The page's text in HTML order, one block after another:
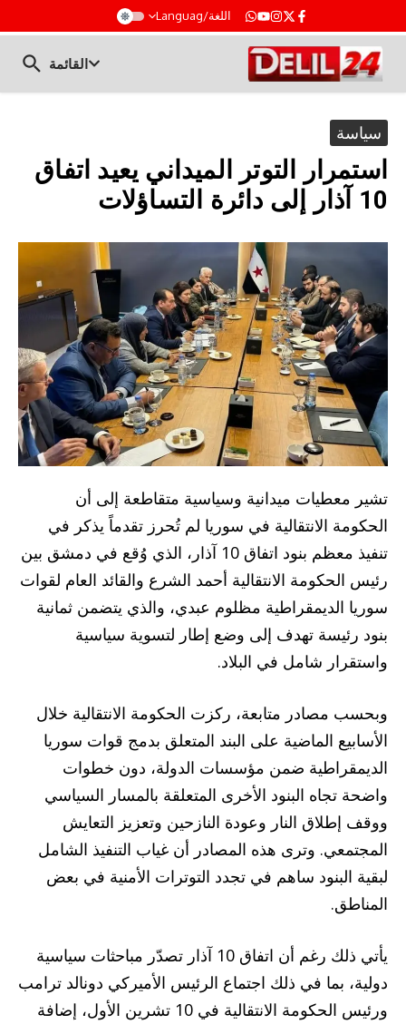
اللغة/Languag
القائمة
سياسة
استمرار التوتر الميداني يعيد اتفاق
10 آذار إلى دائرة التساؤلات
تشير معطيات ميدانية وسياسية متقاطعة إلى أن
الحكومة الانتقالية في سوريا لم تُحرز تقدماً يذكر في
تنفيذ معظم بنود اتفاق 10 آذار، الذي وُقع في دمشق بين
رئيس الحكومة الانتقالية أحمد الشرع والقائد العام لقوات
سوريا الديمقراطية مظلوم عبدي، والذي يتضمن ثمانية
بنود رئيسة تهدف إلى وضع إطار لتسوية سياسية
واستقرار شامل في البلاد.
وبحسب مصادر متابعة، ركزت الحكومة الانتقالية خلال
الأسابيع الماضية على البند المتعلق بدمج قوات سوريا
الديمقراطية ضمن مؤسسات الدولة، دون خطوات
واضحة تجاه البنود الأخرى المتعلقة بالمسار السياسي
ووقف إطلاق النار وعودة النازحين وتعزيز التعايش
المجتمعي. وترى هذه المصادر أن غياب التنفيذ الشامل
لبقية البنود ساهم في تجدد التوترات الأمنية في بعض
المناطق.
يأتي ذلك رغم أن اتفاق 10 آذار تصدّر مباحثات سياسية
دولية، بما في ذلك اجتماع الرئيس الأميركي دونالد ترامب
ورئيس الحكومة الانتقالية في 10 تشرين الأول، إضافة